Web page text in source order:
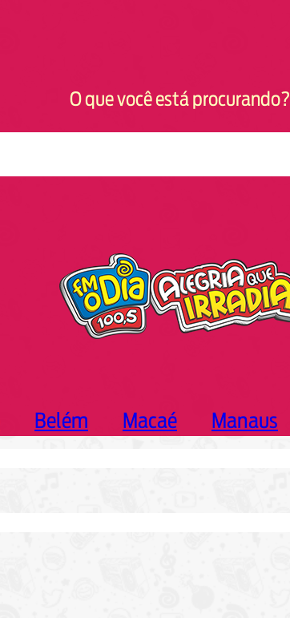
O que você está procurando?
Belém Macaé Manaus